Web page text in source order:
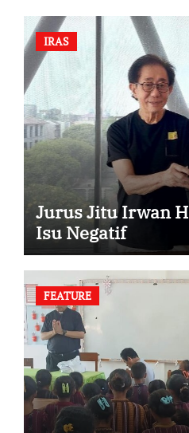
IRAS
Jurus Jitu Irwan
Isu Negatif
FEATURE